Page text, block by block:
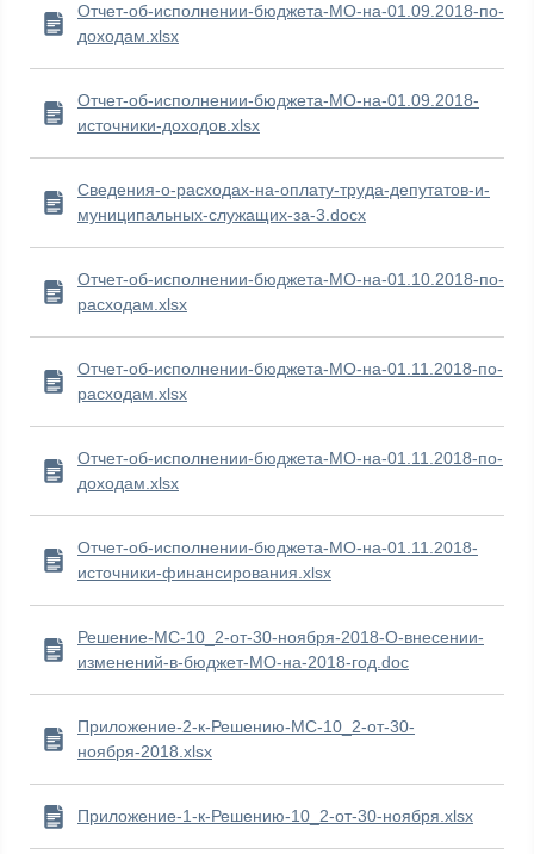
Отчет-об-исполнении-бюджета-МО-на-01.09.2018-по-
доходам.xlsx
Отчет-об-исполнении-бюджета-МО-на-01.09.2018-
источники-доходов.xlsx
Сведения-о-расходах-на-оплату-труда-депутатов-и-
муниципальных-служащих-за-3.docx
Отчет-об-исполнении-бюджета-МО-на-01.10.2018-по-
расходам.xlsx
Отчет-об-исполнении-бюджета-МО-на-01.11.2018-по-
расходам.xlsx
Отчет-об-исполнении-бюджета-МО-на-01.11.2018-по-
доходам.xlsx
Отчет-об-исполнении-бюджета-МО-на-01.11.2018-
источники-финансирования.xlsx
Решение-МС-10_2-от-30-ноября-2018-О-внесении-
изменений-в-бюджет-МО-на-2018-год.doc
Приложение-2-к-Решению-МС-10_2-от-30-
ноября-2018.xlsx
Приложение-1-к-Решению-10_2-от-30-ноября.xlsx